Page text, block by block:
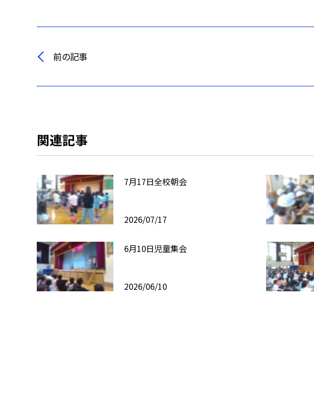
前の記事
関連記事
7月17日全校朝会
2026/07/17
6月10日児童集会
2026/06/10